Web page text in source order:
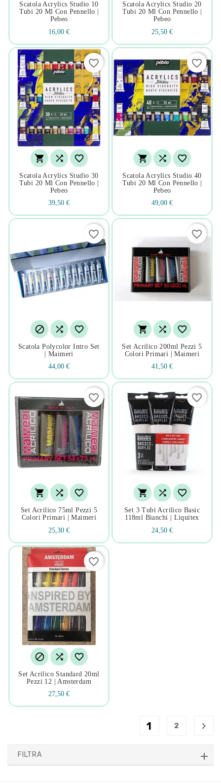
Scatola Acrylics Studio 10
Tubi 20 Ml Con Pennello |
Pebeo
16,00 €
Scatola Acrylics Studio 20
Tubi 20 Ml Con Pennello |
Pebeo
25,50 €
  
Scatola Acrylics Studio 30
Tubi 20 Ml Con Pennello |
Pebeo
39,50 €
favorite_border
  
Scatola Acrylics Studio 40
Tubi 20 Ml Con Pennello |
Pebeo
49,00 €
favorite_border
  
Scatola Polycolor Intro Set
| Maimeri
44,00 €
favorite_border
  
Set Acrilico 200ml Pezzi 5
Colori Primari | Maimeri
41,50 €
favorite_border
  
Set Acrilico 75ml Pezzi 5
Colori Primari | Maimeri
25,30 €
favorite_border
  
Set 3 Tubi Acrilico Basic
118ml Bianchi | Liquitex
24,50 €
favorite_border
  
Set Acrilico Standard 20ml
Pezzi 12 | Amsterdam
27,50 €
favorite_border
1 2 
FILTRA